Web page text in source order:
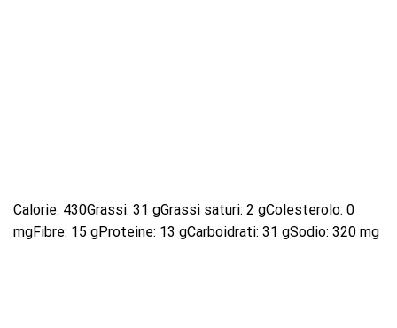
Calorie: 430Grassi: 31 gGrassi saturi: 2 gColesterolo: 0
mgFibre: 15 gProteine: 13 gCarboidrati: 31 gSodio: 320 mg